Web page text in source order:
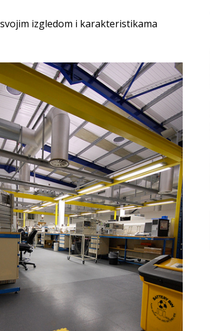
izgledom i karakteristikama